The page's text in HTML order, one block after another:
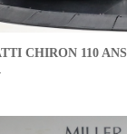
CHIRON 110 ANS